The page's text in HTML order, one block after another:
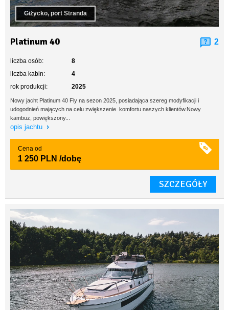
Giżycko, port Stranda
Platinum 40 2
liczba osób:
8
liczba kabin:
4
rok produkcji:
2025
Nowy jacht Platinum 40 Fly na sezon 2025, posiadająca szereg modyfikacji i
udogodnień mających na celu zwiększenie komfortu naszych klientów.Nowy
kambuz, powiększony...
opis jachtu
Cena od
1 250 PLN /dobę
SZCZEGÓŁY